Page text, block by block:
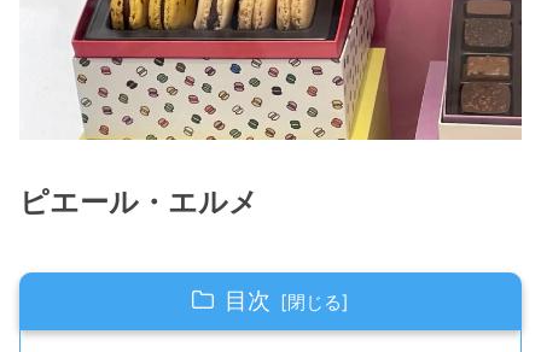
ピエール・エルメ
目次